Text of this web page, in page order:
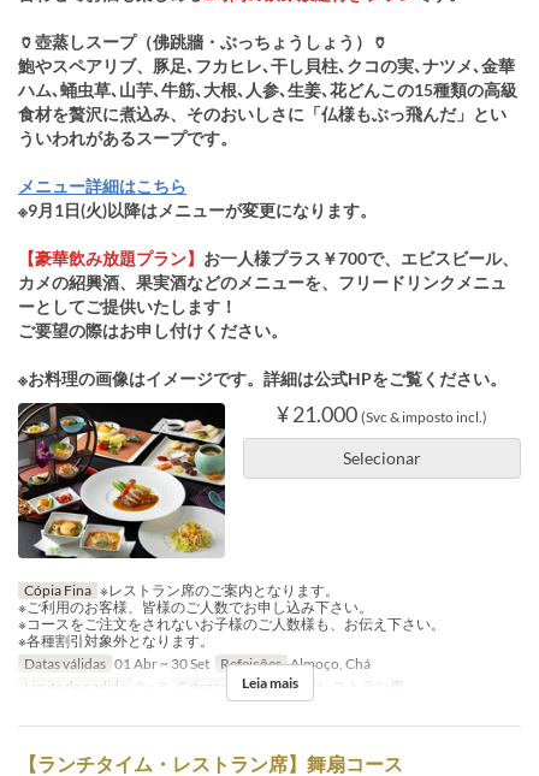
🏺壺蒸しスープ（佛跳牆・ぶっちょうしょう）🏺
鮑やスペアリブ、豚足､フカヒレ､干し貝柱､クコの実､ナツメ､金華
ハム､蛹虫草､山芋､牛筋､大根､人参､生姜､花どんこの15種類の高級
食材を贅沢に煮込み、そのおいしさに「仏様もぶっ飛んだ」とい
ういわれがあるスープです。
メニュー詳細はこちら
※9月1日(火)以降はメニューが変更になります。
【豪華飲み放題プラン】 お一人様プラス￥700で、エビスビール、
カメの紹興酒、果実酒などのメニューを、フリードリンクメニュ
ーとしてご提供いたします！
ご要望の際はお申し付けください。
※お料理の画像はイメージです。詳細は公式HPをご覧ください。
¥ 21.000 (Svc & imposto incl.)
Selecionar
Cópia Fina ※レストラン席のご案内となります。
※ご利用のお客様、皆様のご人数でお申し込み下さい。
※コースをご注文をされないお子様のご人数様も、お伝え下さい。
※各種割引対象外となります。
Datas válidas 01 Abr ~ 30 Set Refeições Almoço, Chá
Limite de pedido
2 ~ 8 Categoria de Assento レストラン席
Leia mais
【ランチタイム・レストラン席】舞扇コース